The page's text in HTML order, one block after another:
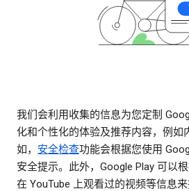
我们会利用收集的信息为您定制
化和个性化的体验及推荐内容，例如
如， 安全检查功能会根据您使用
安全提示。此外，Google Play 可以
在 YouTube 上观看过的视频等信息